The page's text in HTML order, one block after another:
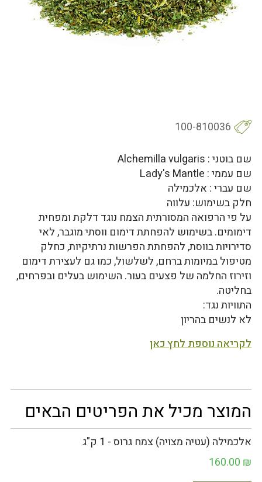
100-810036
שם בוטני : Alchemilla vulgaris
שם עממי : Lady's Mantle
שם עברי : אלכמילה
חלק בשימוש: עלווה
על פי הרפואה המסורתית הצמח נוגד דלקת ומפחית
דימומים. בשימוש להפחתת דימום ווסתי מוגבר, לאי
סדירויות בווסת, להפחתת הפרשות נרתיקיות, כחלק
מטיפול במיומות ברחם, לשלשול, כמו גם לעצירת דימום
וזירוז החלמה של פצעים בעור. השימוש בעלים ובפרחים,
בחליטה.
התוויות נגד:
לא לנשים בהריון
לקריאה נוספת לחץ כאן
המוצר מכיל את הפריטים הבאים
אלכמילה (עטיה מצויה) צמח גרוס - 1 ק"ג
160.00 ₪